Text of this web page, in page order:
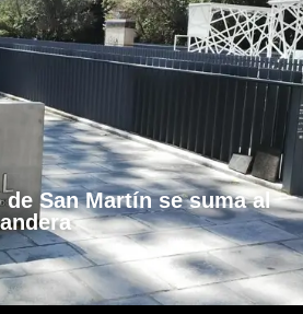
San Martín se suma al